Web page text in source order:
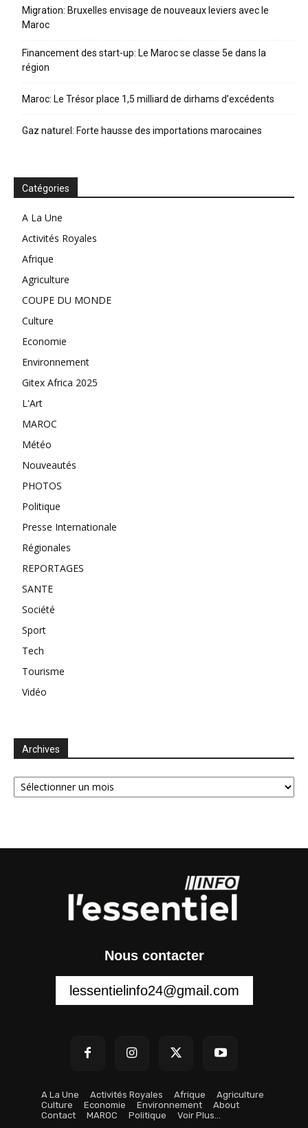
Migration: Bruxelles envisage de nouveaux leviers avec le
Maroc
Financement des start-up: Le Maroc se classe 5e dans la
région
Maroc: Le Trésor place 1,5 milliard de dirhams d’excédents
Gaz naturel: Forte hausse des importations marocaines
Catégories
A La Une
Activités Royales
Afrique
Agriculture
COUPE DU MONDE
Culture
Economie
Environnement
Gitex Africa 2025
L'Art
MAROC
Météo
Nouveautés
PHOTOS
Politique
Presse Internationale
Régionales
REPORTAGES
SANTE
Société
Sport
Tech
Tourisme
Vidéo
Archives
Archives
Nous contacter
lessentielinfo24@gmail.com
A La Une Activités Royales Afrique
Agriculture
Culture
Economie Environnement
About
Contact
MAROC Politique Voir Plus…